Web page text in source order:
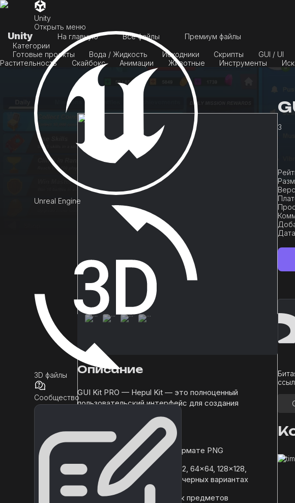
Unity
Открыть меню
Unreal Engine
3D файлы
Сообщество
Unity На главную Все файлы
Премиум файлы
Категории
Готовые проекты
Вода / Жидкость Исходники Скрипты GUI / UI
Растительность
Скайбокс Анимации Животные Инструменты
Описание
GUI Kit PRO — Hepul Kit — это полноценный
пользовательский интерфейс для создания
Более 1500 источников в формате PNG
более 180 пиктограмм (32x32, 64x64, 128x128,
256x256, 512x512) в белых и черных вариантах
более 100 уникальных иконок предметов
3